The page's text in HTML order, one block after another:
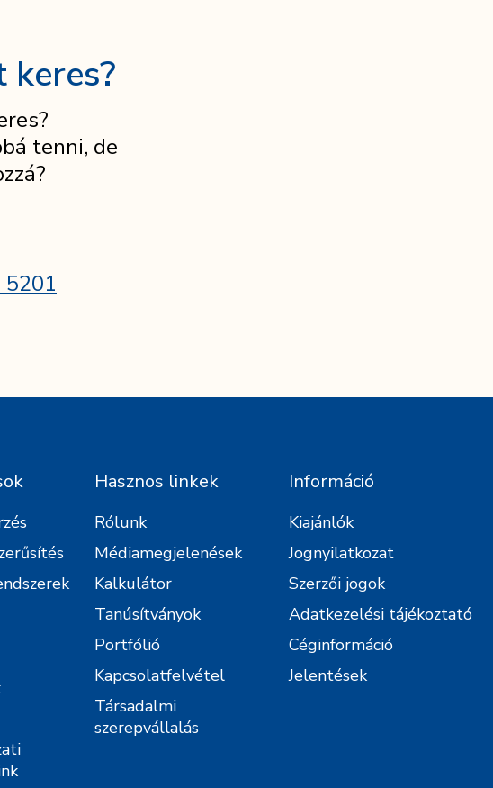
tenni, de
5201
Hasznos linkek
Rólunk
Médiamegjelenések
Kalkulátor
Tanúsítványok
Portfólió
Kapcsolatfelvétel
Társadalmi
szerepvállalás
Információ
Kiajánlók
Jognyilatkozat
Szerzői jogok
Adatkezelési tájékoztató
Céginformáció
Jelentések